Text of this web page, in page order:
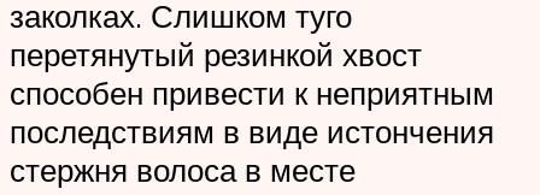
заколках. Слишком туго
перетянутый резинкой хвост
способен привести к неприятным
последствиям в виде истончения
стержня волоса в месте